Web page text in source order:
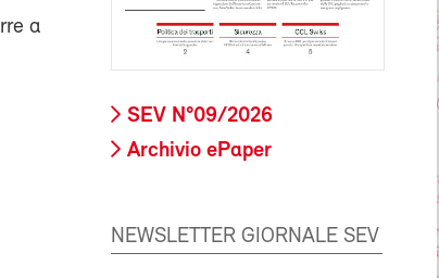
a
SEV N°09/2026
Archivio ePaper
NEWSLETTER GIORNALE SEV